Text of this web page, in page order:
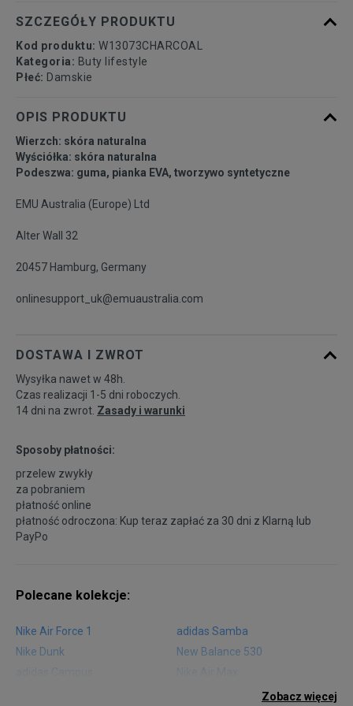
SZCZEGÓŁY PRODUKTU
Kod produktu: W13073CHARCOAL
Kategoria: Buty lifestyle
Płeć: Damskie
OPIS PRODUKTU
Wierzch: skóra naturalna
Wyściółka: skóra naturalna
Podeszwa: guma, pianka EVA, tworzywo syntetyczne
EMU Australia (Europe) Ltd
Alter Wall 32
20457 Hamburg, Germany
onlinesupport_uk@emuaustralia.com
DOSTAWA I ZWROT
Wysyłka nawet w 48h.
Czas realizacji 1-5 dni roboczych.
14 dni na zwrot. Zasady i warunki
Sposoby płatności:
przelew zwykły
za pobraniem
płatność online
płatność odroczona: Kup teraz zapłać za 30 dni z Klarną lub
PayPo
Polecane kolekcje:
Nike Air Force 1
adidas Samba
Nike Dunk
New Balance 530
Zobacz więcej